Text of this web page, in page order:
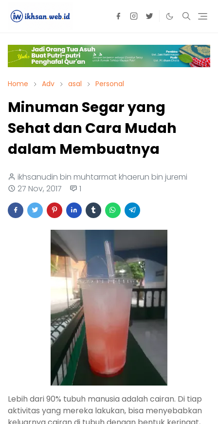
Home Adv asal Personal
Minuman Segar yang
Sehat dan Cara Mudah
dalam Membuatnya
ikhsanudin bin muhtarmat khaerun bin juremi
27 Nov, 2017
1
Lebih dari 90% tubuh manusia adalah cairan. Di tiap
aktivitas yang mereka lakukan, bisa menyebabkan